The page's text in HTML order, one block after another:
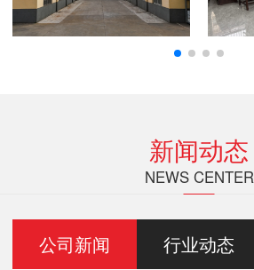
新闻动态
NEWS CENTER
公司新闻 行业动态